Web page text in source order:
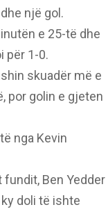
një gol.
e 25-të dhe
për 1-0.
skuadër më e
por golin e gjeten
nga Kevin
Ben Yedder
doli të ishte